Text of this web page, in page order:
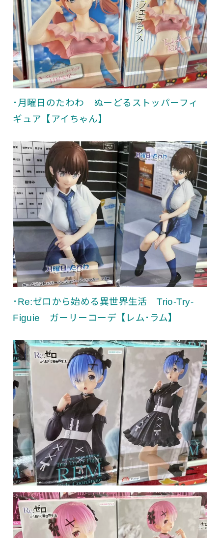
･月曜日のたわわ ぬーどるストッパーフィ
ギュア【アイちゃん】
･Re:ゼロから始める異世界生活 Trio-Try-
Figuie ガーリーコーデ【レム･ラム】